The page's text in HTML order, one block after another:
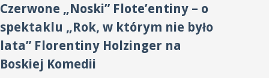
Czerwone „Noski” Flote’entiny – o
spektaklu „Rok, w którym nie było
lata” Florentiny Holzinger na
Boskiej Komedii